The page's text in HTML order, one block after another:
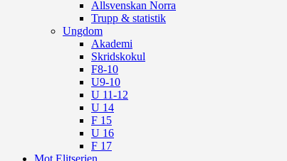
Allsvenskan Norra
Trupp & statistik
Ungdom
Akademi
Skridskokul
F8-10
U9-10
U 11-12
U 14
F 15
U 16
F 17
Mot Elitserien